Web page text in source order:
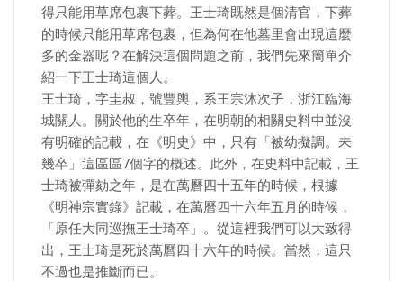
得只能用草席包裹下葬。王士琦既然是個清官，下葬
的時候只能用草席包裹，但為何在他墓里會出現這麼
多的金器呢？在解決這個問題之前，我們先來簡單介
紹一下王士琦這個人。
王士琦，字圭叔，號豐輿，系王宗沐次子，浙江臨海
城關人。關於他的生卒年，在明朝的相關史料中並沒
有明確的記載，在《明史》中，只有「被幼擬調。未
幾卒」這區區7個字的概述。此外，在史料中記載，王
士琦被彈劾之年，是在萬曆四十五年的時候，根據
《明神宗實錄》記載，在萬曆四十六年五月的時候，
「原任大同巡撫王士琦卒」。從這裡我們可以大致得
出，王士琦是死於萬曆四十六年的時候。當然，這只
不過也是推斷而已。